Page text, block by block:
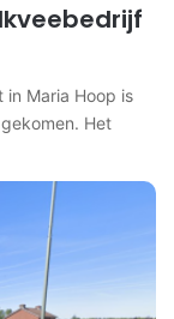
Maria Hoop is
Het